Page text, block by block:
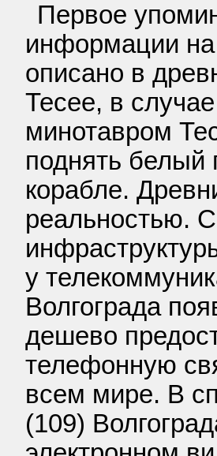
Первое
информации на
описано в
Тесее, в
минотавром
поднять белый
корабле.
реальностью.
у
Волгограда
дешево
телефонную
всем мире. В
(109)